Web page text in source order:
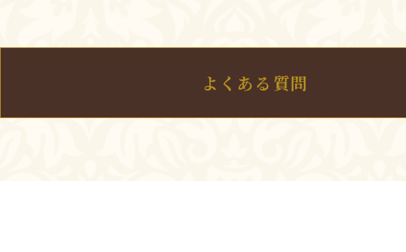
よくある質問